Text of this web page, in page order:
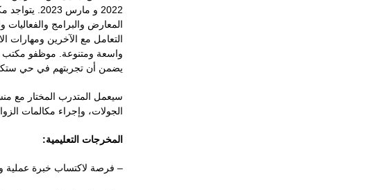
2022 و
المعارض والبرامج
التعامل مع الآخرين ومهارات
واسعة ومتنوعة. موظفو مكتب
يضمن أن تجربتهم في حي
سيعمل المتدرب المختار مع
الجولات، وإجراء مكالمات
المخرجات التعليمية:
– فرصة لاكتساب خبرة عملية